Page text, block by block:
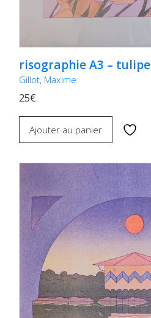
risographie A3 – tulipe
Gillot, Maxime
25€
Ajouter au panier